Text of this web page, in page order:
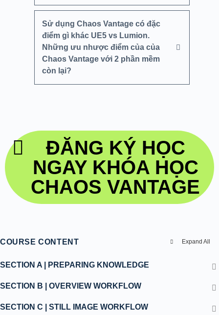
Sử dụng Chaos Vantage có đặc
điểm gì khác UE5 vs Lumion.
Những ưu nhược điểm của của
Chaos Vantage với 2 phần mềm
còn lại?
ĐĂNG KÝ HỌC
NGAY KHÓA HỌC
CHAOS VANTAGE
COURSE CONTENT Expand All
SECTION A | PREPARING KNOWLEDGE
SECTION B | OVERVIEW WORKFLOW
SECTION C | STILL IMAGE WORKFLOW